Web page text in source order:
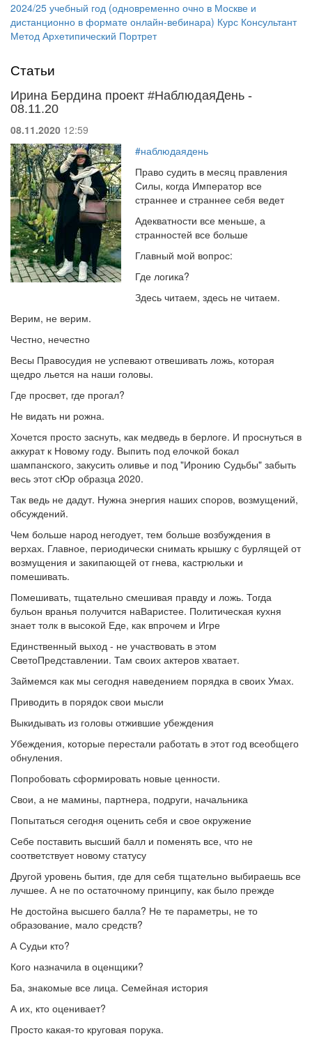
2024/25 учебный год (одновременно очно в Москве и
дистанционно в формате онлайн-вебинара) Курс Консультант
Метод Архетипический Портрет
Статьи
Ирина Бердина проект #НаблюдаяДень -
08.11.20
08.11.2020 12:59
#наблюдаядень
Право судить в месяц правления
Силы, когда Император все
страннее и страннее себя ведет
Адекватности все меньше, а
странностей все больше
Главный мой вопрос:
Где логика?
Здесь читаем, здесь не читаем.
Верим, не верим.
Честно, нечестно
Весы Правосудия не успевают отвешивать ложь, которая
щедро льется на наши головы.
Где просвет, где прогал?
Не видать ни рожна.
Хочется просто заснуть, как медведь в берлоге. И проснуться в
аккурат к Новому году. Выпить под елочкой бокал
шампанского, закусить оливье и под "Иронию Судьбы" забыть
весь этот сЮр образца 2020.
Так ведь не дадут. Нужна энергия наших споров, возмущений,
обсуждений.
Чем больше народ негодует, тем больше возбуждения в
верхах. Главное, периодически снимать крышку с бурлящей от
возмущения и закипающей от гнева, кастрюльки и
помешивать.
Помешивать, тщательно смешивая правду и ложь. Тогда
бульон вранья получится наВаристее. Политическая кухня
знает толк в высокой Еде, как впрочем и Игре
Единственный выход - не участвовать в этом
СветоПредставлении. Там своих актеров хватает.
Займемся как мы сегодня наведением порядка в своих Умах.
Приводить в порядок свои мысли
Выкидывать из головы отжившие убеждения
Убеждения, которые перестали работать в этот год всеобщего
обнуления.
Попробовать сформировать новые ценности.
Свои, а не мамины, партнера, подруги, начальника
Попытаться сегодня оценить себя и свое окружение
Себе поставить высший балл и поменять все, что не
соответствует новому статусу
Другой уровень бытия, где для себя тщательно выбираешь все
лучшее. А не по остаточному принципу, как было прежде
Не достойна высшего балла? Не те параметры, не то
образование, мало средств?
А Судьи кто?
Кого назначила в оценщики?
Ба, знакомые все лица. Семейная история
А их, кто оценивает?
Просто какая-то круговая порука.